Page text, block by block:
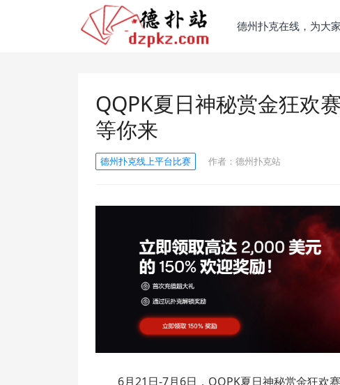
德州扑克在线，为大
QQPK夏日神秘赏金狂欢
等你来
德州扑克线上平台比赛 作者： 德州扑克站
6月21日-7月6日，QQPK夏日神秘赏金狂欢